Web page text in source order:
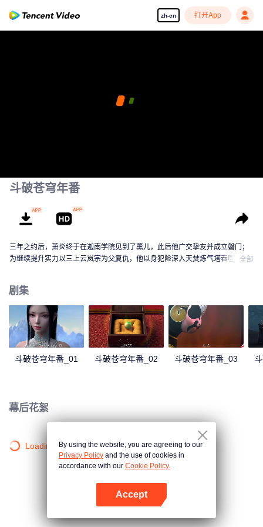
zh-cn 打开App
斗破苍穹年番
三年之约后，萧炎终于在迦南学院见到了薰儿，此后他广交挚友并成立磐门；
为继续提升实力以三上云岚宗为父复仇，他以身犯险深入天焚炼气塔吞噬陨落
全部
剧集
斗破苍穹年番_01 斗破苍穹年番_02 斗破苍穹年番_03
幕后花絮
Loading…By using the website, you are agreeing to our
Privacy Policy and the use of cookies in
accordance with our Cookie Policy.
Accept